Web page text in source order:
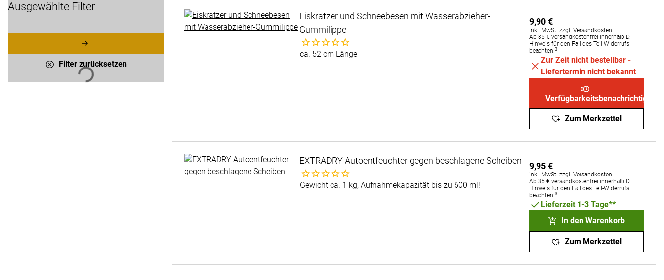
Lädt
Ausgewählte Filter
Filter zurücksetzen
Eiskratzer und Schneebesen mit Wasserabzieher-
Gummilippe
Noch keine Bewertungen abgegeben
ca. 52 cm Länge
9,90€
Steuerhinweis:
inkl. MwSt. zzgl. Versandkosten
Ab 35 € versandkostenfrei innerhalb D.
Hinweis für den Fall des Teil-Widerrufs
beachten!3
Zur Zeit nicht bestellbar -
Liefertermin nicht bekannt
Verfügbarkeitsbenachrichtigung
Zum Merkzettel
EXTRADRY Autoentfeuchter gegen beschlagene Scheiben
Noch keine Bewertungen abgegeben
Gewicht ca. 1 kg, Aufnahmekapazität bis zu 600 ml!
9,95€
Steuerhinweis:
inkl. MwSt. zzgl. Versandkosten
Ab 35 € versandkostenfrei innerhalb D.
Hinweis für den Fall des Teil-Widerrufs
beachten!3
Lieferzeit 1-3 Tage**
In den Warenkorb
Zum Merkzettel